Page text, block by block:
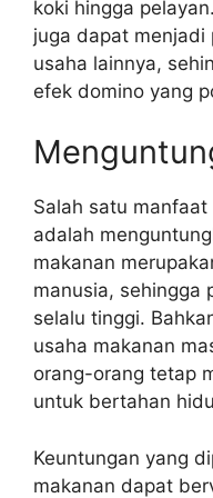
koki hingga
juga dapat menjadi
usaha lainnya,
efek domino yang
Salah satu
adalah
makanan
manusia, sehingga
selalu tinggi.
usaha makanan
orang-orang tetap
untuk bertahan
Keuntungan yang
makanan dapat